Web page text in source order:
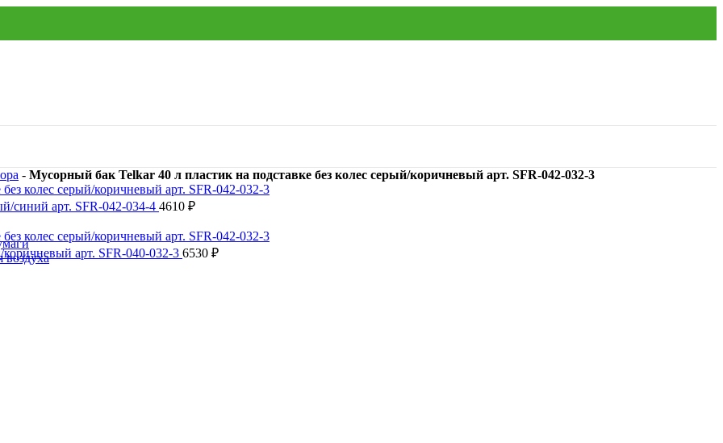
воздуха
- Мусорный бак Telkar 40 л пластик на подставке без колес серый/коричневый арт. SFR-042-032-3
синий арт. SFR-042-034-4 4610 ₽
арт. SFR-040-032-3 6530 ₽